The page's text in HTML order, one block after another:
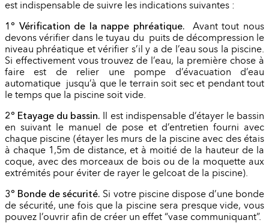
est indispensable de suivre les indications suivantes :
1º Vérification de la nappe phréatique. Avant tout nous
devons vérifier dans le tuyau du puits de décompression le
niveau phréatique et vérifier s’il y a de l’eau sous la piscine.
Si effectivement vous trouvez de l’eau, la première chose à
faire est de relier une pompe d’évacuation d’eau
automatique jusqu’à que le terrain soit sec et pendant tout
le temps que la piscine soit vide.
2º Etayage du bassin. Il est indispensable d’étayer le bassin
en suivant le manuel de pose et d’entretien fourni avec
chaque piscine (étayer les murs de la piscine avec des étais
à chaque 1,5m de distance, et à moitié de la hauteur de la
coque, avec des morceaux de bois ou de la moquette aux
extrémités pour éviter de rayer le gelcoat de la piscine).
3º Bonde de sécurité. Si votre piscine dispose d’une bonde
de sécurité, une fois que la piscine sera presque vide, vous
pouvez l’ouvrir afin de créer un effet “vase communiquant”.